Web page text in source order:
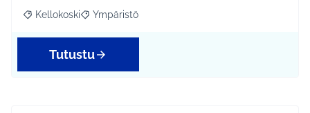
Rajaa tulokset aihepiirin mukaan: Kellokoski
Kellokoski Rajaa tulokset teeman mukaan: Ympäristö
Ympäristö
Tutustu